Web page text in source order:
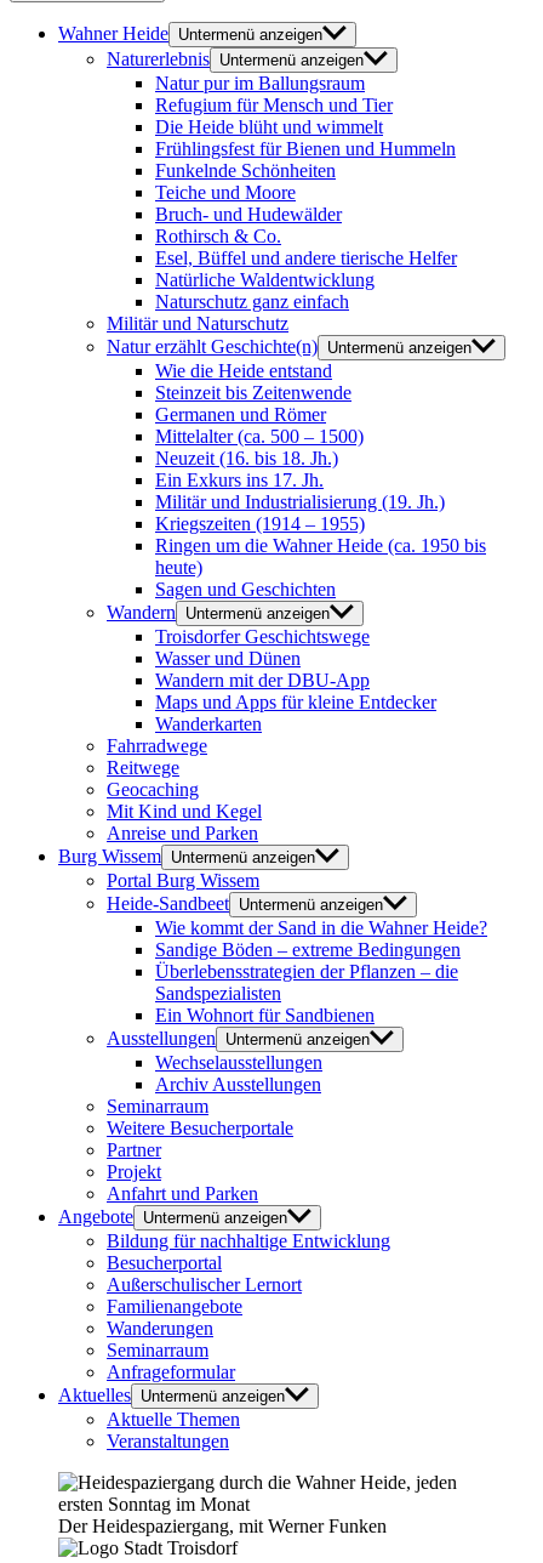
Wahner Heide Untermenü anzeigen
Naturerlebnis Untermenü anzeigen
Natur pur im Ballungsraum
Refugium für Mensch und Tier
Die Heide blüht und wimmelt
Frühlingsfest für Bienen und Hummeln
Funkelnde Schönheiten
Teiche und Moore
Bruch- und Hudewälder
Rothirsch & Co.
Esel, Büffel und andere tierische Helfer
Natürliche Waldentwicklung
Naturschutz ganz einfach
Militär und Naturschutz
Natur erzählt Geschichte(n) Untermenü anzeigen
Wie die Heide entstand
Steinzeit bis Zeitenwende
Germanen und Römer
Mittelalter (ca. 500 – 1500)
Neuzeit (16. bis 18. Jh.)
Ein Exkurs ins 17. Jh.
Militär und Industrialisierung (19. Jh.)
Kriegszeiten (1914 – 1955)
Ringen um die Wahner Heide (ca. 1950 bis
heute)
Sagen und Geschichten
Wandern
Untermenü anzeigen
Troisdorfer Geschichtswege
Wasser und Dünen
Wandern mit der DBU-App
Maps und Apps für kleine Entdecker
Wanderkarten
Fahrradwege
Reitwege
Geocaching
Mit Kind und Kegel
Anreise und Parken
Burg Wissem Untermenü anzeigen
Portal Burg Wissem
Heide-Sandbeet Untermenü anzeigen
Wie kommt der Sand in die Wahner Heide?
Sandige Böden – extreme Bedingungen
Überlebensstrategien der Pflanzen – die
Sandspezialisten
Ein Wohnort für Sandbienen
Ausstellungen
Untermenü anzeigen
Wechselausstellungen
Archiv Ausstellungen
Seminarraum
Weitere Besucherportale
Partner
Projekt
Anfahrt und Parken
Angebote Untermenü anzeigen
Bildung für nachhaltige Entwicklung
Besucherportal
Außerschulischer Lernort
Familienangebote
Wanderungen
Seminarraum
Anfrageformular
Aktuelles Untermenü anzeigen
Aktuelle Themen
Veranstaltungen
Der Heidespaziergang, mit Werner Funken